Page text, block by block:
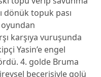
dönük topuk pası
karşıya vuruşunda
Yasin’e engel
4. golde Bruma
becerisiyle golü